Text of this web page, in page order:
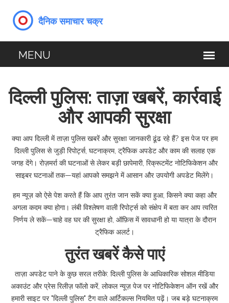
दिल्ली पुलिस: ताज़ा खबरें, कार्रवाई
और आपकी सुरक्षा
क्या आप दिल्ली में ताज़ा पुलिस खबरें और सुरक्षा जानकारी ढूंढ रहे हैं? इस पेज पर हम
दिल्ली पुलिस से जुड़ी रिपोर्ट्स, घटनाक्रम, ट्रैफिक अपडेट और काम की सलाह एक
जगह देंगे। रोज़मर्रा की घटनाओं से लेकर बड़ी छापेमारी, रिक्रूटमेंट नोटिफिकेशन और
साइबर घटनाओं तक—यहां आपको समझने में आसान और उपयोगी अपडेट मिलेंगे।
हम न्यूज़ को ऐसे पेश करते हैं कि आप तुरंत जान सकें क्या हुआ, किसने क्या कहा और
अगला कदम क्या होगा। लंबी विश्लेषण वाली रिपोर्ट्स को संक्षेप में बता कर आप त्वरित
निर्णय ले सकें—चाहे वह घर की सुरक्षा हो, ऑफ़िस में सावधानी हो या यात्रा के दौरान
ट्रैफिक अलर्ट।
तुरंत खबरें कैसे पाएं
ताज़ा अपडेट पाने के कुछ सरल तरीके: दिल्ली पुलिस के आधिकारिक सोशल मीडिया
अकाउंट और प्रेस रिलीज़ फॉलो करें, लोकल न्यूज़ पेज पर नोटिफिकेशन ऑन रखें और
हमारी साइट पर "दिल्ली पुलिस" टैग वाले आर्टिकल्स नियमित पढ़ें। जब बड़े घटनाक्रम